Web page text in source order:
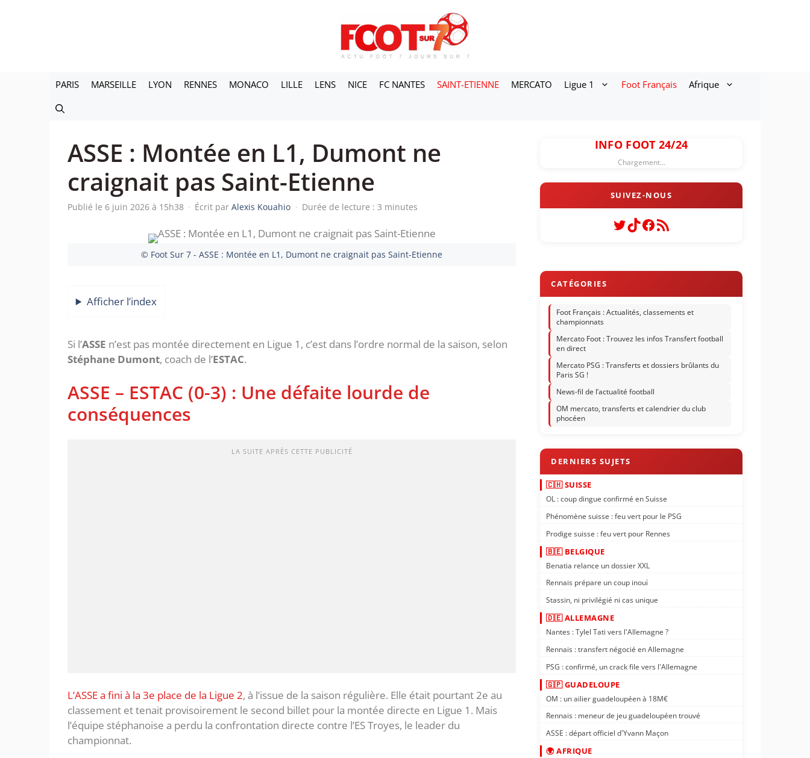
PARIS MARSEILLE LYON RENNES MONACO LILLE LENS NICE FC NANTES SAINT-ETIENNE MERCATO Ligue 1 Foot Français Afrique
ASSE : Montée en L1, Dumont ne
craignait pas Saint-Etienne
Publié le 6 juin 2026 à 15h38 · Écrit parAlexis Kouahio · Durée de lecture : 3 minutes
© Foot Sur 7 - ASSE : Montée en L1, Dumont ne craignait pas Saint-Etienne
Afficher l’index
Si l’ASSE n’est pas montée directement en Ligue 1, c’est dans l’ordre normal de la saison, selon
Stéphane Dumont, coach de l’ESTAC.
ASSE – ESTAC (0-3) : Une défaite lourde de
conséquences
LA SUITE APRÈS CETTE PUBLICITÉ
L’ASSE a fini à la 3e place de la Ligue 2, à l’issue de la saison régulière. Elle était pourtant 2e au
classement et tenait provisoirement le second billet pour la montée directe en Ligue 1. Mais
l’équipe stéphanoise a perdu la confrontation directe contre l’ES Troyes, le leader du
championnat.
INFO FOOT 24/24
Chargement...
Twitter
TikTok
Facebook
Flux RSS
Foot Français : Actualités, classements et
championnats
Mercato Foot : Trouvez les infos Transfert football
en direct
Mercato PSG : Transferts et dossiers brûlants du
Paris SG !
News-fil de l’actualité football
OM mercato, transferts et calendrier du club
phocéen
🇨🇭 SUISSE
OL : coup dingue confirmé en Suisse
Phénomène suisse : feu vert pour le PSG
Prodige suisse : feu vert pour Rennes
🇧🇪 BELGIQUE
Benatia relance un dossier XXL
Rennais prépare un coup inouï
Stassin, ni privilégié ni cas unique
🇩🇪 ALLEMAGNE
Nantes : Tylel Tati vers l'Allemagne ?
Rennais : transfert négocié en Allemagne
PSG : confirmé, un crack file vers l'Allemagne
🇬🇵 GUADELOUPE
OM : un ailier guadeloupéen à 18M€
Rennais : meneur de jeu guadeloupéen trouvé
ASSE : départ officiel d'Yvann Maçon
🌍 AFRIQUE